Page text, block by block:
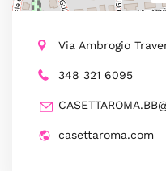
Via Ambrogio
348 321 6095
casettaroma.com